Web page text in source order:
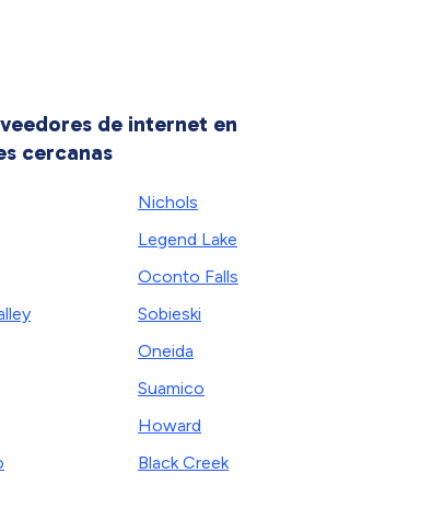
de internet en
cercanas
Nichols
Legend Lake
Oconto Falls
Sobieski
Oneida
Suamico
Howard
Black Creek